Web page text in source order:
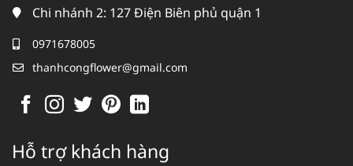
Chi nhánh 2: 127 Điện Biên phủ quận 1
0971678005
thanhcongflower@gmail.com
Hỗ trợ khách hàng